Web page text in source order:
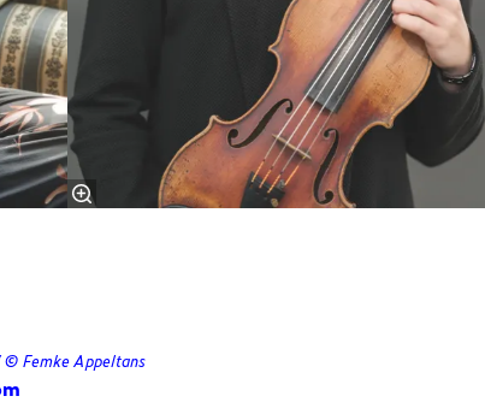
© Femke Appeltans